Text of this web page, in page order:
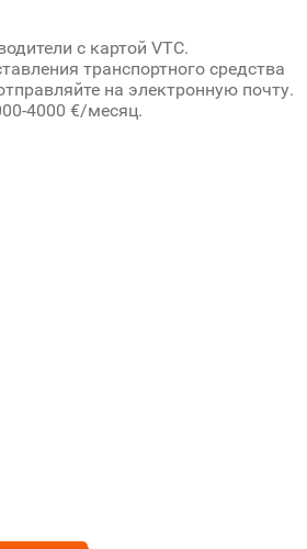
с картой VTC.
транспортного средства
на электронную почту.
4000 €/месяц.